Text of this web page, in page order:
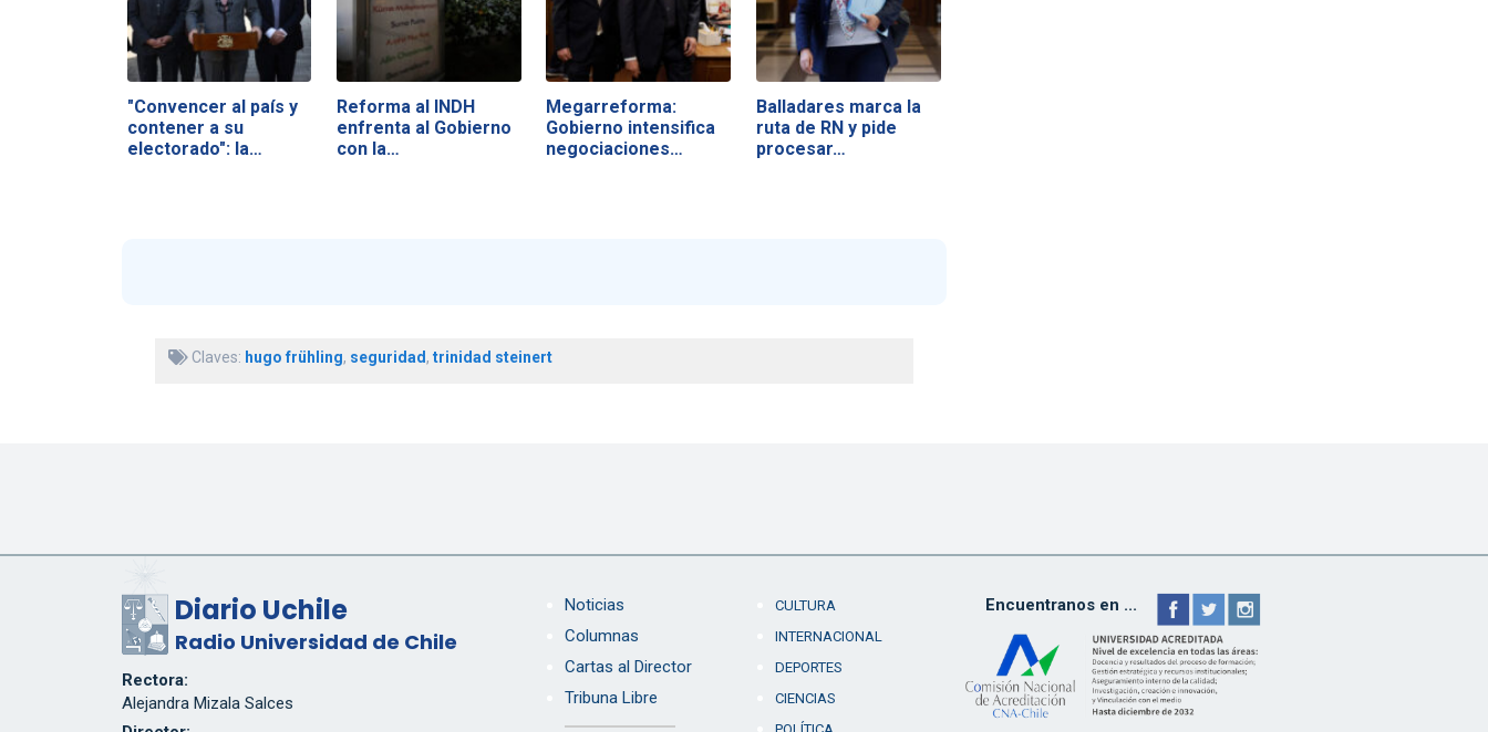
"Convencer al país y
contener a su
electorado": la…
Reforma al INDH
enfrenta al Gobierno
con la…
Megarreforma:
Gobierno intensifica
negociaciones…
Balladares marca la
ruta de RN y pide
procesar…
Claves: hugo frühling, seguridad, trinidad steinert
Diario Uchile
Radio Universidad de Chile
Rectora:
Alejandra Mizala Salces
Noticias
Columnas
Cartas al Director
Tribuna Libre
CULTURA
INTERNACIONAL
DEPORTES
CIENCIAS
Encuentranos en ...